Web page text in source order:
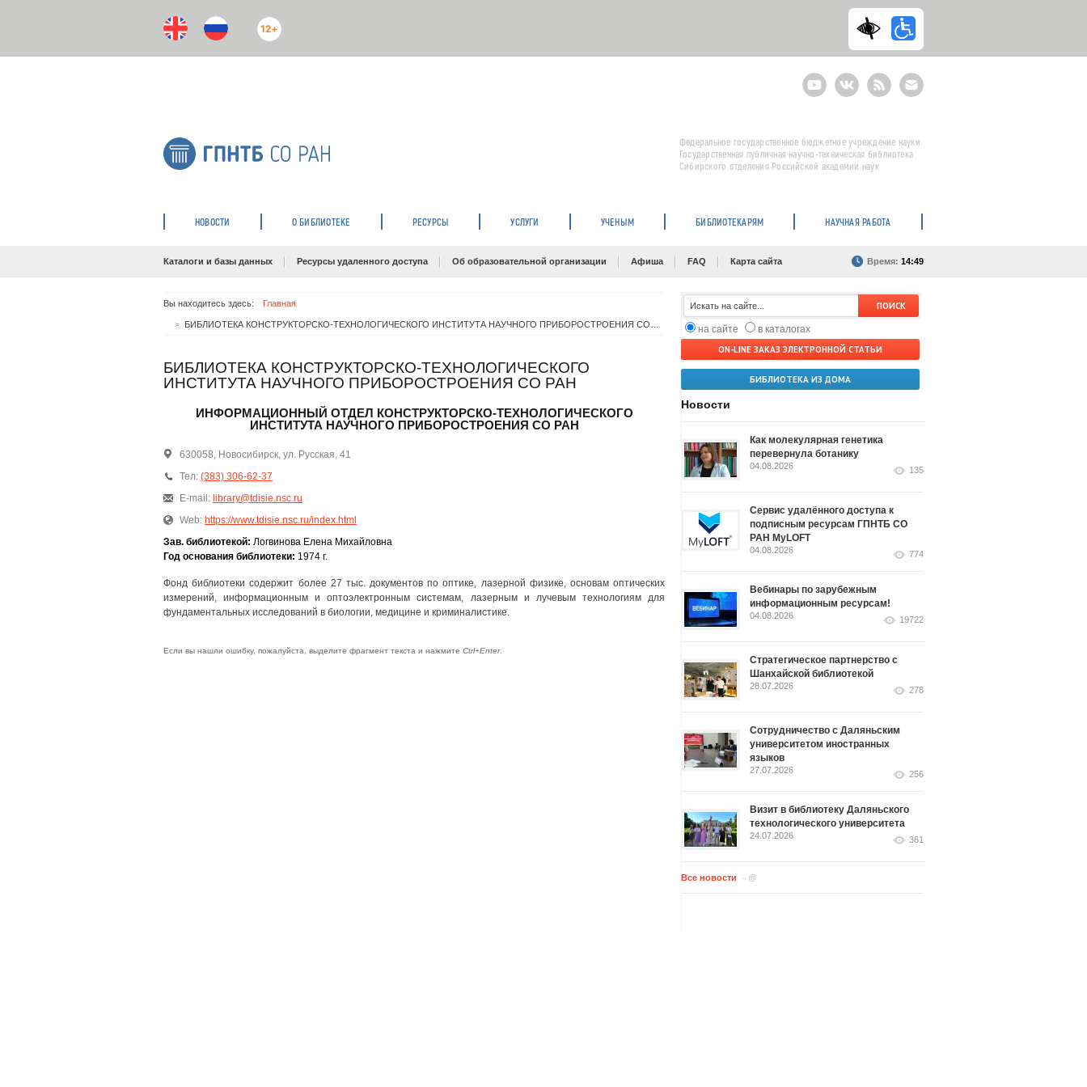
12+
YoutubeВКонтактеRSS
E-
mail
подписка
Федеральное государственное бюджетное учреждение науки
Государственная публичная научно-техническая библиотека
Сибирского отделения Российской академии наук
НОВОСТИ О БИБЛИОТЕКЕ РЕСУРСЫ УСЛУГИ УЧЕНЫМ БИБЛИОТЕКАРЯМ НАУЧНАЯ РАБОТА
Каталоги и базы данных Ресурсы удаленного доступа Об образовательной организации Афиша FAQ Карта сайта Время: 14:49
Вы находитесь здесь: Главная
БИБЛИОТЕКА КОНСТРУКТОРСКО-ТЕХНОЛОГИЧЕСКОГО
ИНСТИТУТА НАУЧНОГО ПРИБОРОСТРОЕНИЯ СО РАН
ИНФОРМАЦИОННЫЙ ОТДЕЛ КОНСТРУКТОРСКО-ТЕХНОЛОГИЧЕСКОГО
ИНСТИТУТА НАУЧНОГО ПРИБОРОСТРОЕНИЯ СО РАН
630058, Новосибирск, ул. Русская, 41
Тел: (383) 306-62-37
E-mail: library@tdisie.nsc.ru
Web: https://www.tdisie.nsc.ru/index.html
Зав. библиотекой: Логвинова Елена Михайловна
Год основания библиотеки: 1974 г.
Фонд библиотеки содержит более 27 тыс. документов по оптике, лазерной физике, основам оптических
измерений, информационным и оптоэлектронным системам, лазерным и лучевым технологиям для
фундаментальных исследований в биологии, медицине и криминалистике.
Если вы нашли ошибку, пожалуйста, выделите фрагмент текста и нажмите Ctrl+Enter.
на сайте
в каталогах
ON-LINE ЗАКАЗ ЭЛЕКТРОННОЙ СТАТЬИ
БИБЛИОТЕКА ИЗ ДОМА
Новости
Как молекулярная генетика
перевернула ботанику
04.08.2026 135
Сервис удалённого доступа к
подписным ресурсам ГПНТБ СО
РАН MyLOFT
04.08.2026 774
Вебинары по зарубежным
информационным ресурсам!
04.08.2026 19722
Стратегическое партнерство с
Шанхайской библиотекой
28.07.2026 278
Сотрудничество с Даляньским
университетом иностранных
языков
27.07.2026 256
Визит в библиотеку Даляньского
технологического университета
24.07.2026 361
Все новости